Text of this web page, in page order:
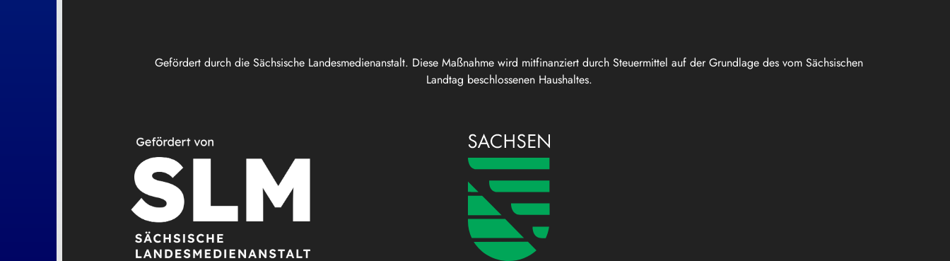
Gefördert durch die Sächsische Landesmedienanstalt. Diese Maßnahme wird mitfinanziert durch Steuermittel auf der Grundlage des vom Sächsischen
Landtag beschlossenen Haushaltes.